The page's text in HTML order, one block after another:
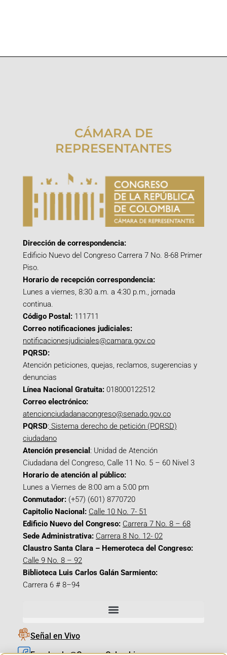
CÁMARA DE
REPRESENTANTES
Dirección de correspondencia:
Edificio Nuevo del Congreso Carrera 7 No. 8-68 Primer
Piso.
Horario de recepción correspondencia:
Lunes a viernes, 8:30 a.m. a 4:30 p.m., jornada
continua.
Código Postal: 111711
Correo notificaciones judiciales:
notificacionesjudiciales@camara.gov.co
PQRSD:
Atención peticiones, quejas, reclamos, sugerencias y
denuncias
Línea Nacional Gratuita: 018000122512
Correo electrónico:
atencionciudadanacongreso@senado.gov.co
PQRSD: Sistema derecho de petición (PQRSD)
ciudadano
Atención presencial : Unidad de Atención
Ciudadana del Congreso, Calle 11 No. 5 – 60 Nivel 3
Horario de atención al público:
Lunes a Viernes de 8:00 am a 5:00 pm
Conmutador: (+57) (601) 8770720
Capitolio Nacional: Calle 10 No. 7- 51
Edificio Nuevo del Congreso: Carrera 7 No. 8 – 68
Sede Administrativa: Carrera 8 No. 12- 02
Claustro Santa Clara – Hemeroteca del Congreso:
Calle 9 No. 8 – 92
Biblioteca Luis Carlos Galán Sarmiento:
Carrera 6 # 8–94
Señal en Vivo